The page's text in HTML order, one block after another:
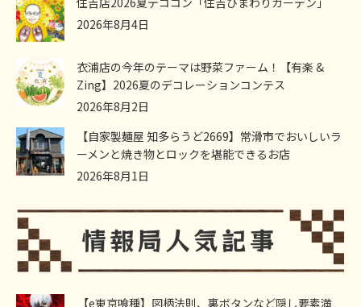
2026年8月4日
衣浦店の今年のテーマは野菜ファーム！【有楽 &
Zing】2026夏のデコレーションコンテス
2026年8月2日
【自家製麺屋 知多らうど2669】常滑市でおいしいラ
ーメンと焼き物とロックを堪能できるお店
2026年8月1日
【e東京喰種】図柄法則、裏ボタンなど隠し要素満